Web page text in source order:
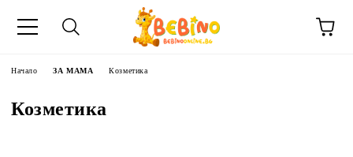
Начало ЗА МАМА Козметика
Козметика